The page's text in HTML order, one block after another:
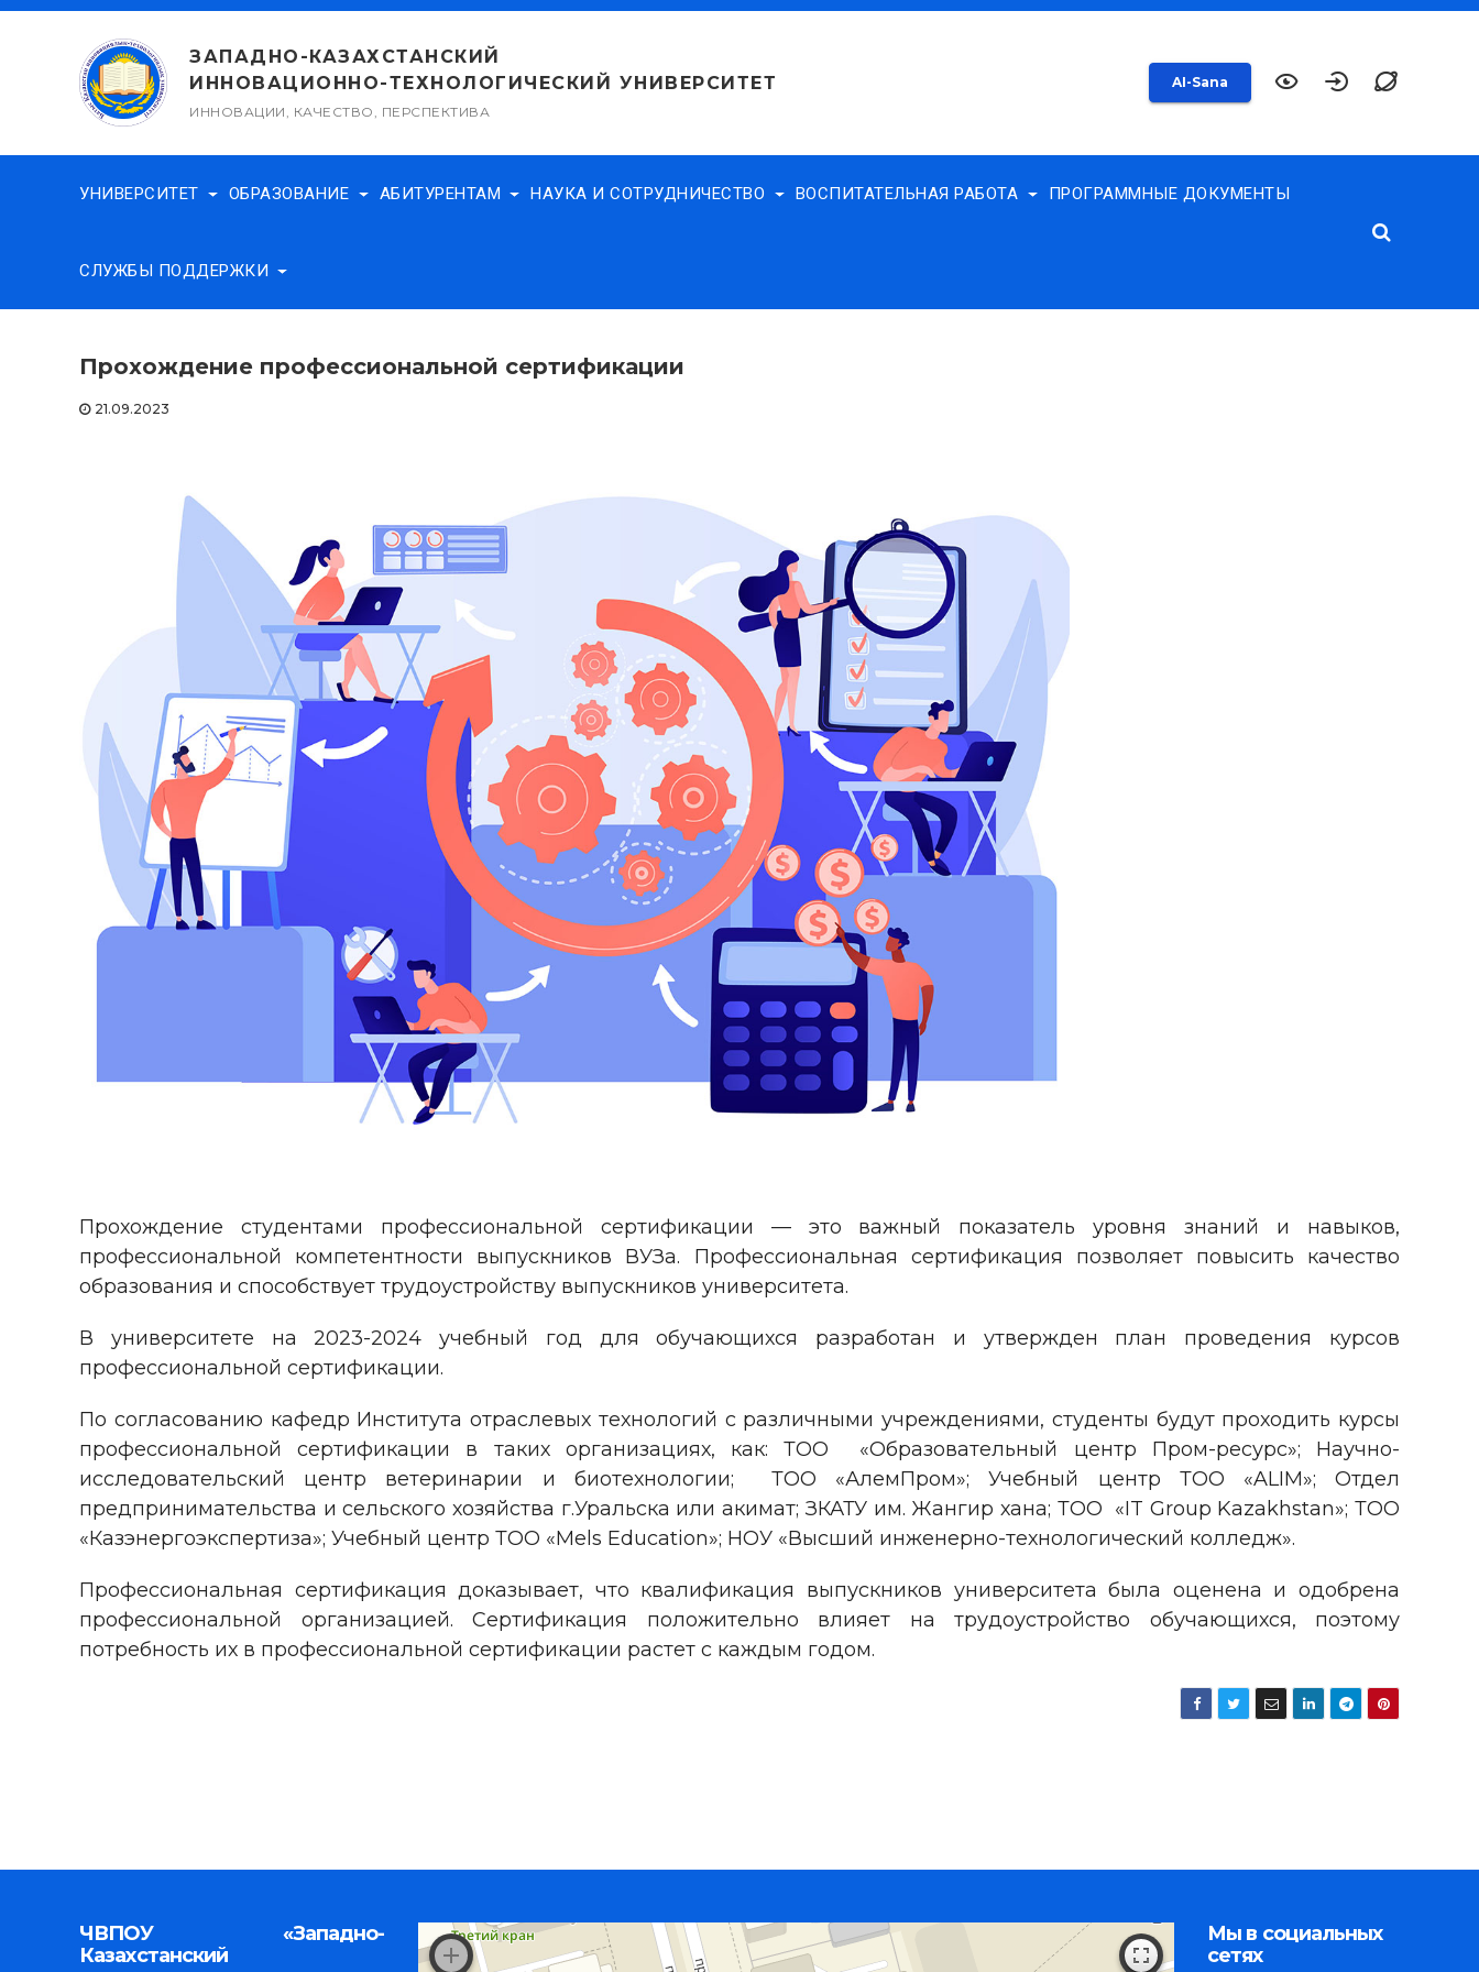
Перейти
содержимому
ЗАПАДНО-КАЗАХСТАНСКИЙ
ИННОВАЦИОННО-ТЕХНОЛОГИЧЕСКИЙ УНИВЕРСИТЕТ
ИННОВАЦИИ, КАЧЕСТВО, ПЕРСПЕКТИВА
AI-Sana
УНИВЕРСИТЕТ ОБРАЗОВАНИЕ АБИТУРЕНТАМ НАУКА И СОТРУДНИЧЕСТВО ВОСПИТАТЕЛЬНАЯ РАБОТА ПРОГРАММНЫЕ ДОКУМЕНТЫ
СЛУЖБЫ ПОДДЕРЖКИ
Прохождение профессиональной сертификации
21.09.2023
Прохождение студентами профессиональной сертификации — это важный показатель уровня знаний и навыков,
профессиональной компетентности выпускников ВУЗа. Профессиональная сертификация позволяет повысить качество
образования и способствует трудоустройству выпускников университета.
В университете на 2023-2024 учебный год для обучающихся разработан и утвержден план проведения курсов
профессиональной сертификации.
По согласованию кафедр Института отраслевых технологий с различными учреждениями, студенты будут проходить курсы
профессиональной сертификации в таких организациях, как: ТОО «Образовательный центр Пром-ресурс»; Научно-
исследовательский центр ветеринарии и биотехнологии; ТОО «АлемПром»; Учебный центр ТОО «ALIM»; Отдел
предпринимательства и сельского хозяйства г.Уральска или акимат; ЗКАТУ им. Жангир хана; ТОО «IT Group Kazakhstan»; ТОО
«Казэнергоэкспертиза»; Учебный центр ТОО «Mels Education»; НОУ «Высший инженерно-технологический колледж».
Профессиональная сертификация доказывает, что квалификация выпускников университета была оценена и одобрена
профессиональной организацией. Сертификация положительно влияет на трудоустройство обучающихся, поэтому
потребность их в профессиональной сертификации растет с каждым годом.
ЧВПОУ «Западно-
Казахстанский
Мы в социальных
сетях